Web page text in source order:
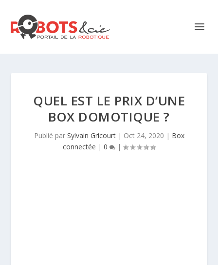
QUEL EST LE PRIX D’UNE
BOX DOMOTIQUE ?
Publié par Sylvain Gricourt| Oct 24, 2020 | Box
connectée | 0 |